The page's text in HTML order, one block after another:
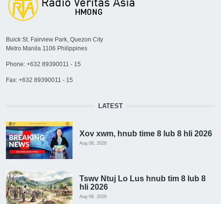
Buick St. Fairview Park, Quezon City
Metro Manila 1106 Philippines
Phone: +632 89390011 - 15
Fax: +632 89390011 - 15
LATEST
Xov xwm, hnub time 8 lub 8 hli 2026
Aug 08, 2026
Tswv Ntuj Lo Lus hnub tim 8 lub 8
hli 2026
Aug 08, 2026